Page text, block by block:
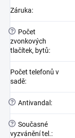
Záruka:
?
Počet
zvonkových
tlačítek, bytů:
Počet telefonů v
sadě:
? Antivandal:
? Současné
vyzvánění tel.: